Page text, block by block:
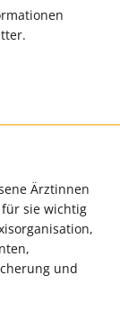
Ärztinnen
sie wichtig
und